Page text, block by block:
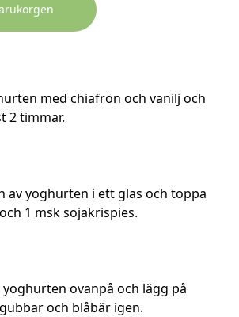
med chiafrön och vanilj och
2 timmar.
av yoghurten i ett glas och toppa
1 msk sojakrispies.
ovanpå och lägg på
och blåbär igen.